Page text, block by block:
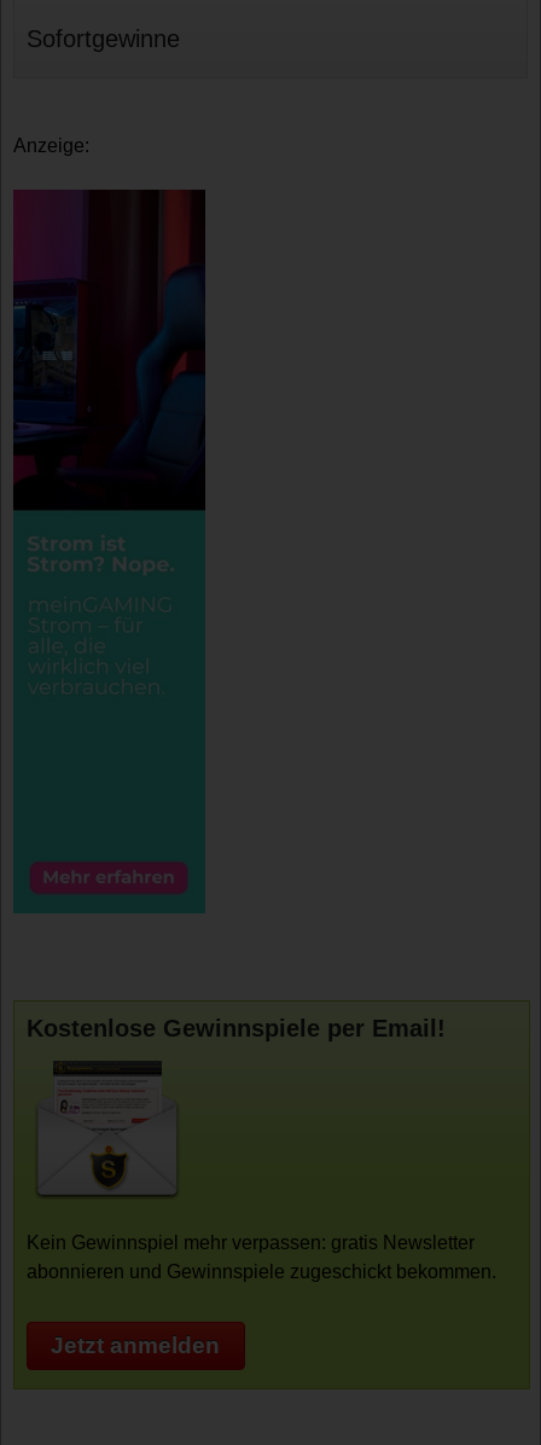
Sofortgewinne
Anzeige:
Kostenlose Gewinnspiele per Email!
Kein Gewinnspiel mehr verpassen: gratis Newsletter
abonnieren und Gewinnspiele zugeschickt bekommen.
Jetzt anmelden